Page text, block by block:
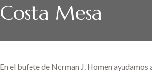
Costa Mesa
En el bufete de Norman J. Homen ayudamos